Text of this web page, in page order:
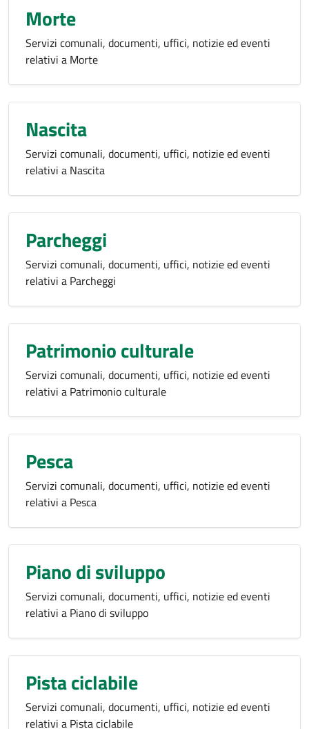
Morte
Servizi comunali, documenti, uffici, notizie ed eventi
relativi a Morte
Nascita
Servizi comunali, documenti, uffici, notizie ed eventi
relativi a Nascita
Parcheggi
Servizi comunali, documenti, uffici, notizie ed eventi
relativi a Parcheggi
Patrimonio culturale
Servizi comunali, documenti, uffici, notizie ed eventi
relativi a Patrimonio culturale
Pesca
Servizi comunali, documenti, uffici, notizie ed eventi
relativi a Pesca
Piano di sviluppo
Servizi comunali, documenti, uffici, notizie ed eventi
relativi a Piano di sviluppo
Pista ciclabile
Servizi comunali, documenti, uffici, notizie ed eventi
relativi a Pista ciclabile